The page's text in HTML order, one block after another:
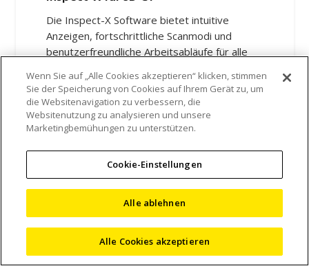
Die Inspect-X Software bietet intuitive
Anzeigen, fortschrittliche Scanmodi und
benutzerfreundliche Arbeitsabläufe für alle
Benutzererlebnis ausgerichtet sind.
Entdecken Sie das Produkt
Wenn Sie auf „Alle Cookies akzeptieren“ klicken, stimmen
Sie der Speicherung von Cookies auf Ihrem Gerät zu, um
die Websitenavigation zu verbessern, die
Websitenutzung zu analysieren und unsere
Marketingbemühungen zu unterstützen.
Cookie-Einstellungen
Alle ablehnen
Alle Cookies akzeptieren